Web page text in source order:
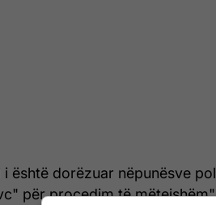
i është dorëzuar nëpunësve
për procedim të